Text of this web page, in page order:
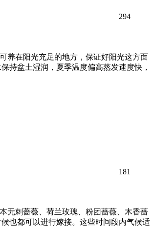
294
养在阳光充足的地方，保证好阳光这方面
持盆土湿润，夏季温度偏高蒸发速度快，
181
无刺蔷薇、荷兰玫瑰、粉团蔷薇、木香蔷
也都可以进行嫁接。这些时间段内气候适